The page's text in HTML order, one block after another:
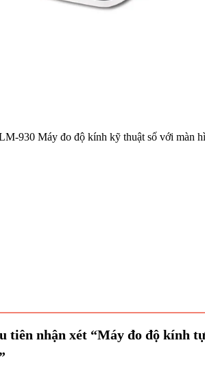
930 Máy đo độ kính kỹ thuật số với màn
tiên nhận xét “Máy đo độ kính